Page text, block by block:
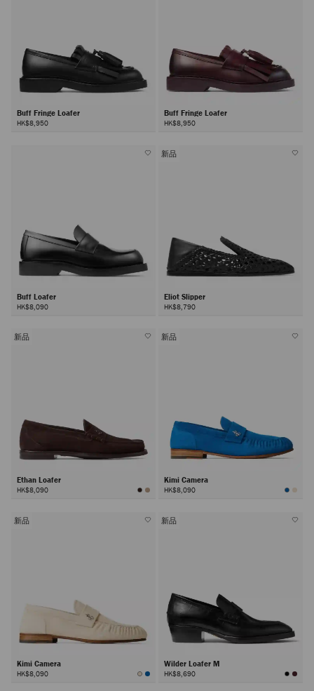
Buff Fringe Loafer
HK$8,950
Buff Fringe Loafer
HK$8,950
Buff Loafer
HK$8,090
新品
Eliot Slipper
HK$8,790
新品
Ethan Loafer
HK$8,090
新品
Kimi Camera
HK$8,090
新品
Kimi Camera
HK$8,090
新品
Wilder Loafer M
HK$8,690